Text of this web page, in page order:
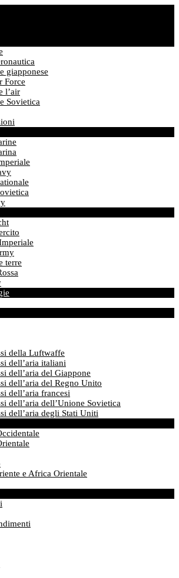
giapponese
Force
l’air
Sovietica
terre
della Luftwaffe
dell’aria italiani
dell’aria del Giappone
dell’aria del Regno Unito
dell’aria francesi
dell’aria dell’Unione Sovietica
dell’aria degli Stati Uniti
e Africa Orientale